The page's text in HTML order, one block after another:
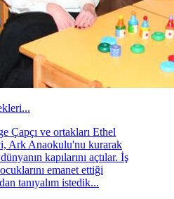
Çapçı ve ortakları Ethel
Ark Anaokulu'nu kurarak
kapılarını açtılar. İş
emanet ettiği
tanıyalım istedik...